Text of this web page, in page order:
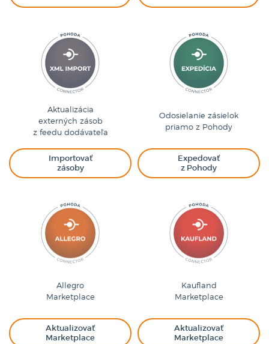
Aktualizácia
externých zásob
z feedu dodávateľa
Importovať
zásoby
Odosielanie zásielok
priamo z Pohody
Expedovať
z Pohody
Allegro
Marketplace
Aktualizovať
Marketplace
Kaufland
Marketplace
Aktualizovať
Marketplace